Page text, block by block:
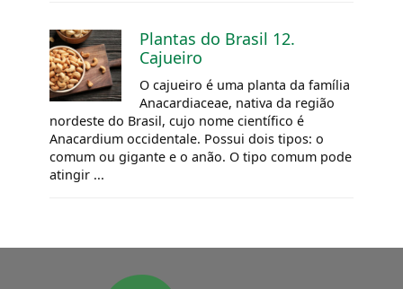
Plantas do Brasil 12.
Cajueiro
O cajueiro é uma planta da família
Anacardiaceae, nativa da região
nordeste do Brasil, cujo nome científico é
Anacardium occidentale. Possui dois tipos: o
comum ou gigante e o anão. O tipo comum pode
atingir ...